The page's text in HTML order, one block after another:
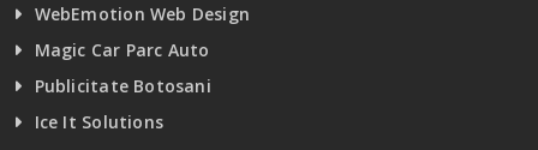
WebEmotion Web Design
Magic Car Parc Auto
Publicitate Botosani
Ice It Solutions